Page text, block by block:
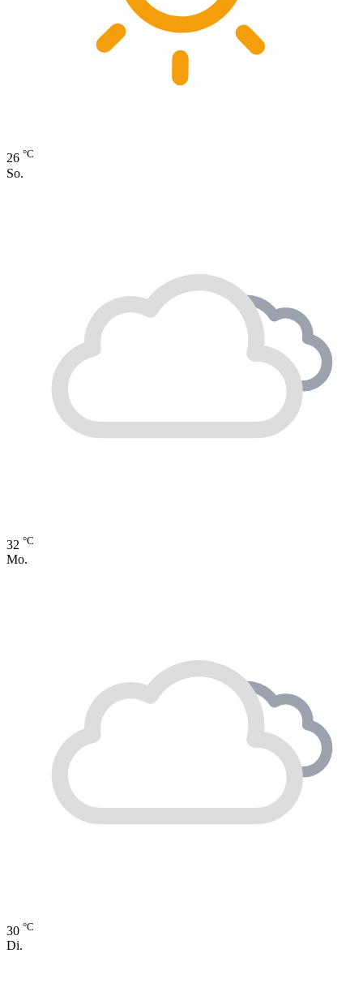
26 °C
So.
32 °C
Mo.
30 °C
Di.